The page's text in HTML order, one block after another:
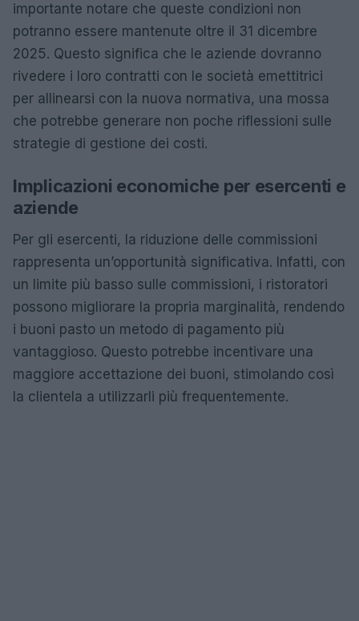
importante notare che queste condizioni non
potranno essere mantenute oltre il 31 dicembre
2025. Questo significa che le aziende dovranno
rivedere i loro contratti con le società emettitrici
per allinearsi con la nuova normativa, una mossa
che potrebbe generare non poche riflessioni sulle
strategie di gestione dei costi.
Implicazioni economiche per esercenti e
aziende
Per gli esercenti, la riduzione delle commissioni
rappresenta un’opportunità significativa. Infatti, con
un limite più basso sulle commissioni, i ristoratori
possono migliorare la propria marginalità, rendendo
i buoni pasto un metodo di pagamento più
vantaggioso. Questo potrebbe incentivare una
maggiore accettazione dei buoni, stimolando così
la clientela a utilizzarli più frequentemente.